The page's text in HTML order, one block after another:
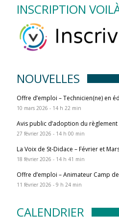
INSCRIPTION
NOUVELLES
Offre d’emploi – Technicien(ne) en
10 mars 2026 - 14 h 22 min
Avis public d’adoption du règlement
27 février 2026 - 14 h 00 min
La Voix de St-Didace – Février et
18 février 2026 - 14 h 41 min
Offre d’emploi – Animateur Camp
11 février 2026 - 9 h 24 min
CALENDRIER